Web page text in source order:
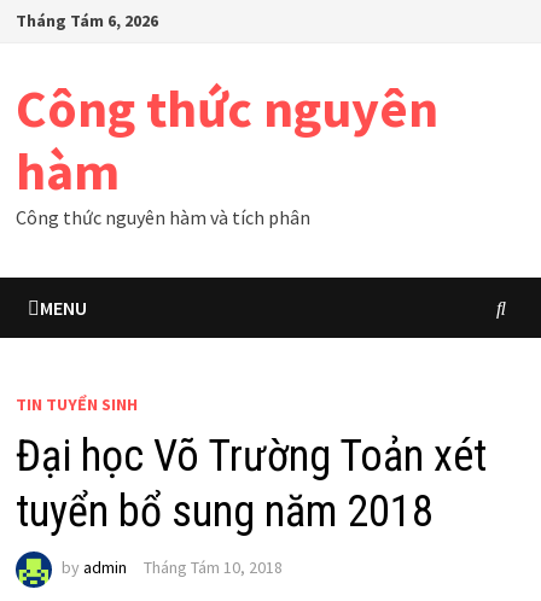
SkipTháng Tám 6, 2026
Công thức nguyên
hàm
Công thức nguyên hàm và tích phân
MENU
TIN TUYỂN SINH
Đại học Võ Trường Toản xét
tuyển bổ sung năm 2018
by admin Tháng Tám 10, 2018